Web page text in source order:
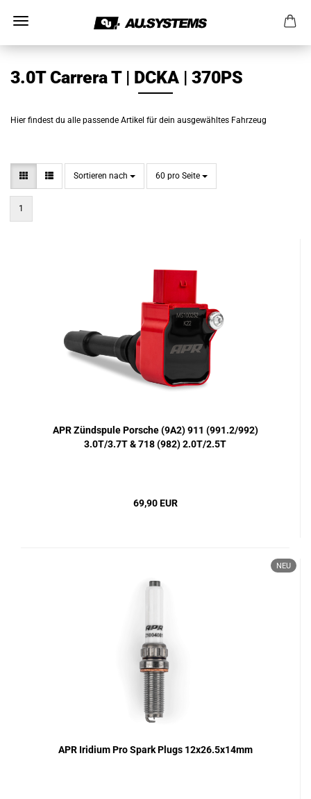
3.0T Carrera T | DCKA | 370PS
Hier findest du alle passende Artikel für dein ausgewähltes Fahrzeug
Sortieren nach
Sortieren nach 60 pro Seite
pro Seite
1
APR Zündspule Porsche (9A2) 911 (991.2/992)
3.0T/3.7T & 718 (982) 2.0T/2.5T
69,90 EUR
NEU
APR Iridium Pro Spark Plugs 12x26.5x14mm